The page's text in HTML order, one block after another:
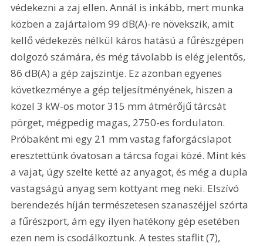
védekezni a zaj ellen. Annál is inkább, mert munka
közben a zajártalom 99 dB(A)-re növekszik, amit
kellő védekezés nélkül káros hatású a fűrészgépen
dolgozó számára, és még távolabb is elég jelentős,
86 dB(A) a gép zajszintje. Ez azonban egyenes
következménye a gép teljesítményének, hiszen a
közel 3 kW-os motor 315 mm átmérőjű tárcsát
pörget, mégpedig magas, 2750-es fordulaton.
Próbaként mi egy 21 mm vastag faforgácslapot
eresztettünk óvatosan a tárcsa fogai közé. Mint kés
a vajat, úgy szelte ketté az anyagot, és még a dupla
vastagságú anyag sem kottyant meg neki. Elszívó
berendezés híján természetesen szanaszéjjel szórta
a fűrészport, ám egy ilyen hatékony gép esetében
ezen nem is csodálkoztunk. A testes staflit (7),